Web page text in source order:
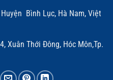
Bình Lục, Hà Nam, Việt
Xuân Thới Đông, Hóc Môn,Tp.